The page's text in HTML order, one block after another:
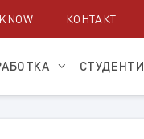
КОНТАКТ
СТУДЕНТИ